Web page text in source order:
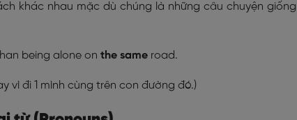
khác nhau mặc dù chúng là những câu chuyện giống
being alone on the same road.
vì đi 1 mình cùng trên con đường đó.)